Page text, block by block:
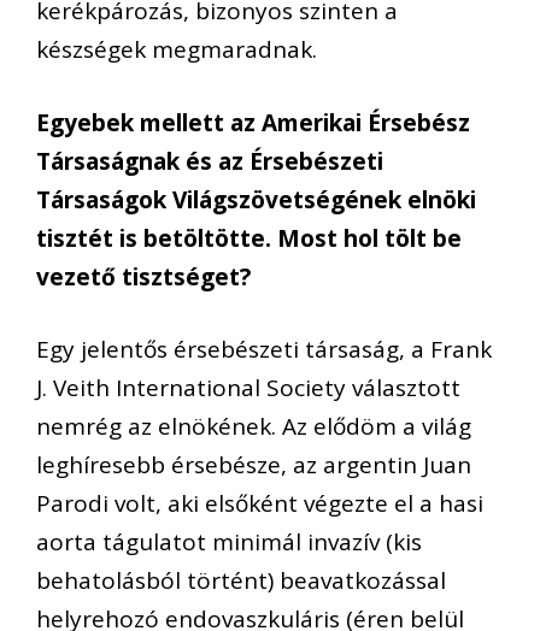
kerékpározás, bizonyos szinten a
készségek megmaradnak.
Egyebek mellett az Amerikai Érsebész
Társaságnak és az Érsebészeti
Társaságok Világszövetségének elnöki
tisztét is betöltötte. Most hol tölt be
vezető tisztséget?
Egy jelentős érsebészeti társaság, a Frank
J. Veith International Society választott
nemrég az elnökének. Az elődöm a világ
leghíresebb érsebésze, az argentin Juan
Parodi volt, aki elsőként végezte el a hasi
aorta tágulatot minimál invazív (kis
behatolásból történt) beavatkozással
helyrehozó endovaszkuláris (éren belül